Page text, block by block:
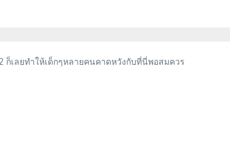
ก็เลยทำให้เด็กๆหลายคนคาดหวังกับที่นี่พอสมควร